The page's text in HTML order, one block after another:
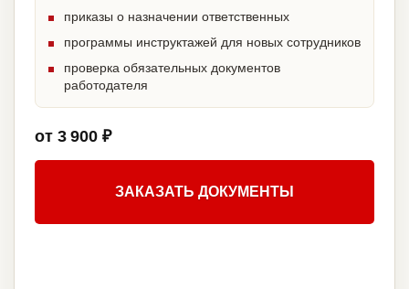
приказы о назначении ответственных
программы инструктажей для новых сотрудников
проверка обязательных документов
работодателя
от 3 900 ₽
ЗАКАЗАТЬ ДОКУМЕНТЫ